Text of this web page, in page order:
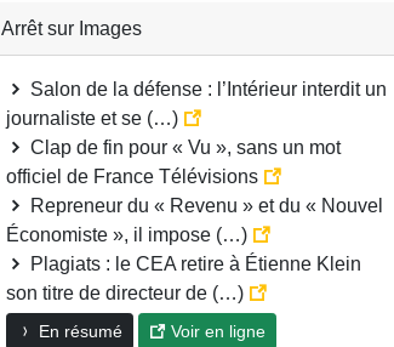
Arrêt sur Images
Salon de la défense : l’Intérieur interdit un
journaliste et se (…)
Clap de fin pour « Vu », sans un mot
officiel de France Télévisions
Repreneur du « Revenu » et du « Nouvel
Économiste », il impose (…)
Plagiats : le CEA retire à Étienne Klein
son titre de directeur de (…)
En résumé Voir en ligne